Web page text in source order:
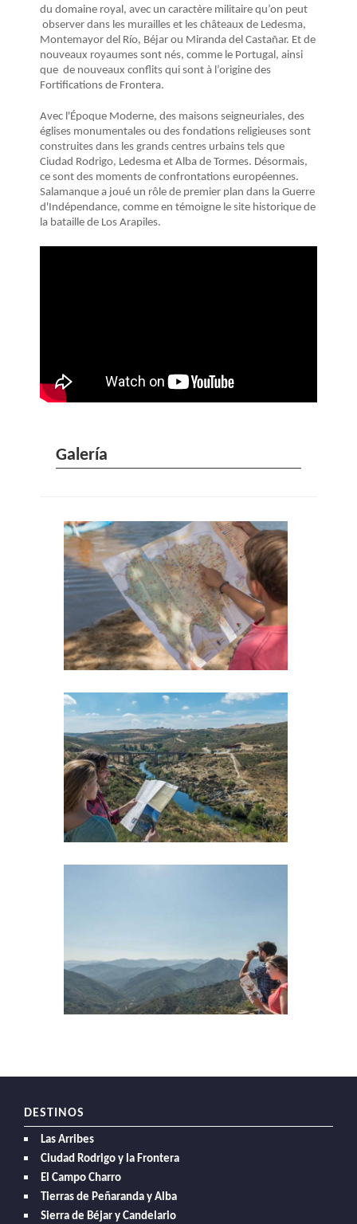
du domaine royal, avec un caractère militaire qu’on peut
observer dans les murailles et les châteaux de Ledesma,
Montemayor del Río, Béjar ou Miranda del Castañar. Et de
nouveaux royaumes sont nés, comme le Portugal, ainsi
que de nouveaux conflits qui sont à l’origine des
Fortifications de Frontera.
Avec l'Époque Moderne, des maisons seigneuriales, des
églises monumentales ou des fondations religieuses sont
construites dans les grands centres urbains tels que
Ciudad Rodrigo, Ledesma et Alba de Tormes. Désormais,
ce sont des moments de confrontations européennes.
Salamanque a joué un rôle de premier plan dans la Guerre
d'Indépendance, comme en témoigne le site historique de
la bataille de Los Arapiles.
Galería
DESTINOS
Las Arribes
Ciudad Rodrigo y la Frontera
El Campo Charro
Tierras de Peñaranda y Alba
Sierra de Béjar y Candelario